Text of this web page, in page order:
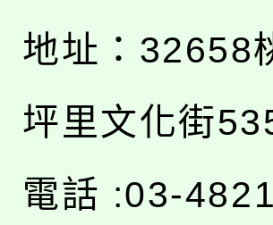
地址： 32658
坪里文化街
電話 :03-